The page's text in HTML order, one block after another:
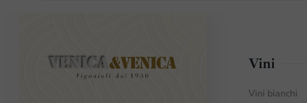
Vini
Vini bianchi